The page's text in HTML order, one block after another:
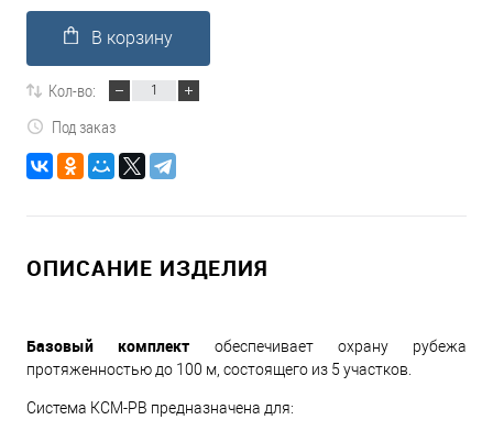
В корзину
Кол-во:
Под заказ
ОПИСАНИЕ ИЗДЕЛИЯ
Базовый комплект обеспечивает охрану рубежа
протяженностью до 100 м, состоящего из 5 участков.
Cистема КСМ-РВ предназначена для: